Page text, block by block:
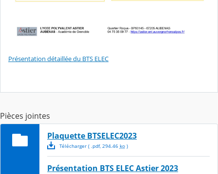
Présentation détaillée du BTS ELEC
Pièces jointes
Plaquette BTSELEC2023
Télécharger( .pdf, 294.46 ko)
Présentation BTS ELEC Astier 2023